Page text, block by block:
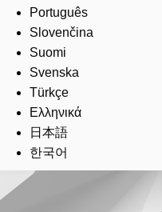
Português
Slovenčina
Suomi
Svenska
Türkçe
Ελληνικά
日本語
한국어